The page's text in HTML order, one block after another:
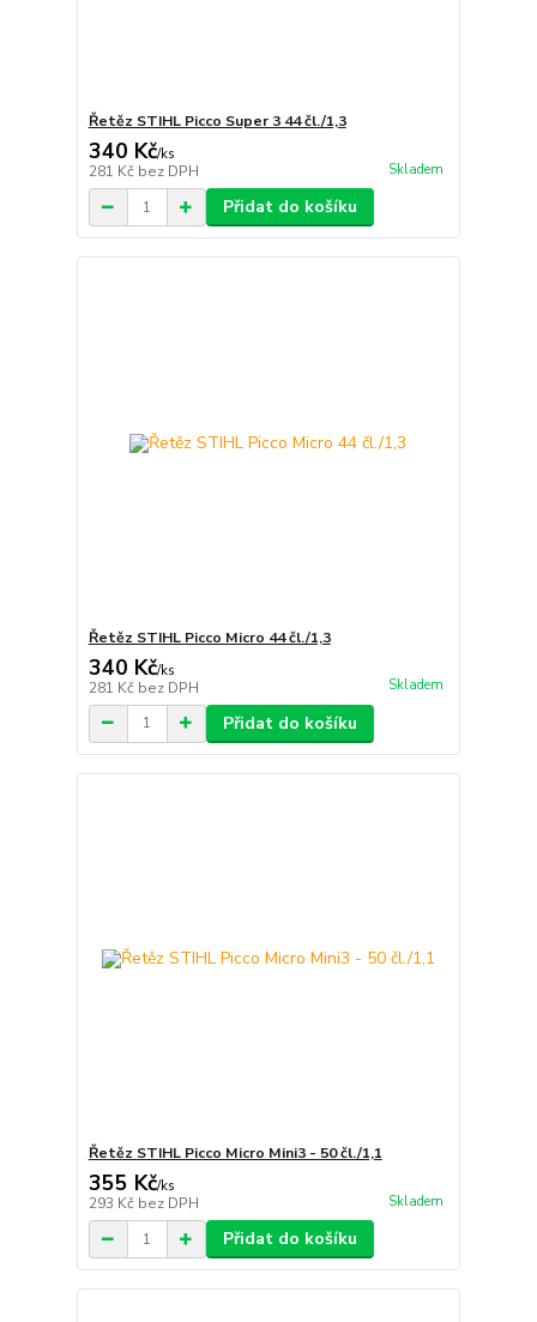
Řetěz STIHL Picco Super 3 44 čl./1,3
340 Kč/ks
281 Kč bez DPH Skladem
Přidat do košíku
Řetěz STIHL Picco Micro 44 čl./1,3
340 Kč/ks
281 Kč bez DPH Skladem
Přidat do košíku
Řetěz STIHL Picco Micro Mini3 - 50 čl./1,1
355 Kč/ks
293 Kč bez DPH Skladem
Přidat do košíku